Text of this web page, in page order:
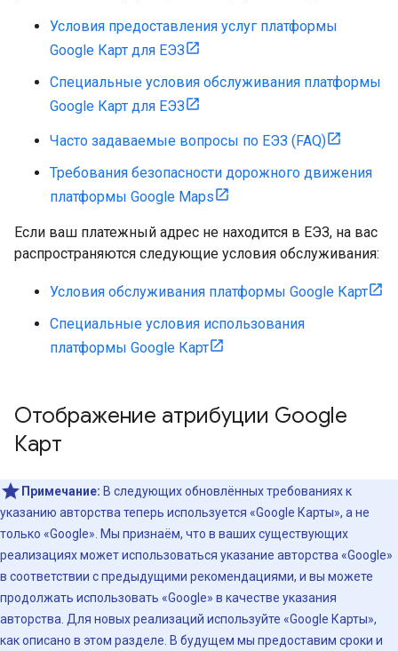
Условия предоставления услуг платформы
Google Карт для ЕЭЗ
Специальные условия обслуживания платформы
Google Карт для ЕЭЗ
Часто задаваемые вопросы по ЕЭЗ (FAQ)
Требования безопасности дорожного движения
платформы Google Maps
Если ваш платежный адрес не находится в ЕЭЗ, на вас
распространяются следующие условия обслуживания:
Условия обслуживания платформы Google Карт
Специальные условия использования
платформы Google Карт
Отображение атрибуции Google
Карт
Примечание: В следующих обновлённых требованиях к
указанию авторства теперь используется «Google Карты», а не
только «Google». Мы признаём, что в ваших существующих
реализациях может использоваться указание авторства «Google»
в соответствии с предыдущими рекомендациями, и вы можете
продолжать использовать «Google» в качестве указания
авторства. Для новых реализаций используйте «Google Карты»,
как описано в этом разделе. В будущем мы предоставим сроки и